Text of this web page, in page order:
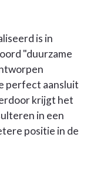
is in
"duurzame
perfect aansluit
krijgt het
in een
positie in de